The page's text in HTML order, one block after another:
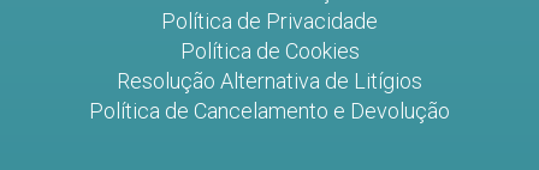
Política de Privacidade
Política de Cookies
Resolução Alternativa de Litígios
Política de Cancelamento e Devolução